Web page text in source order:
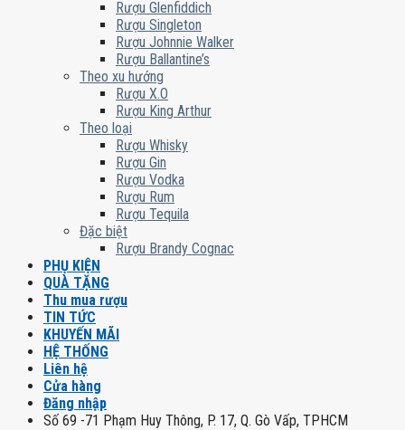
Rượu Glenfiddich
Rượu Singleton
Rượu Johnnie Walker
Rượu Ballantine’s
Theo xu hướng
Rượu X.O
Rượu King Arthur
Theo loại
Rượu Whisky
Rượu Gin
Rượu Vodka
Rượu Rum
Rượu Tequila
Đặc biệt
Rượu Brandy Cognac
PHỤ KIỆN
QUÀ TẶNG
Thu mua rượu
TIN TỨC
KHUYẾN MÃI
HỆ THỐNG
Liên hệ
Cửa hàng
Đăng nhập
Số 69 -71 Phạm Huy Thông, P. 17, Q. Gò Vấp, TPHCM